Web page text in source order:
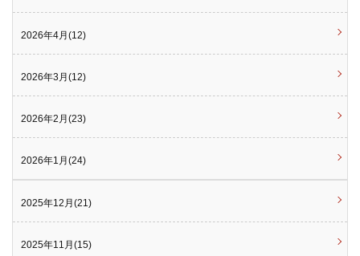
2026年4月(12)
2026年3月(12)
2026年2月(23)
2026年1月(24)
2025年12月(21)
2025年11月(15)